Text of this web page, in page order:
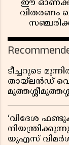
ഈ
വിതരണം
ടീച്ചറുടെ
തായ്‌ലൻഡ്
‘വിദേശ
യുഎസ്